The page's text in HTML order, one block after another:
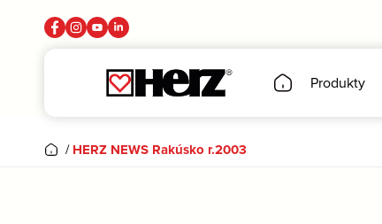
Produkty
/ HERZ NEWS Rakúsko r.2003